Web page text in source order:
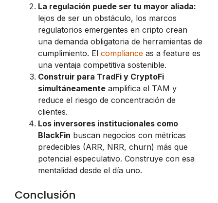
La regulación puede ser tu mayor aliada:
lejos de ser un obstáculo, los marcos
regulatorios emergentes en cripto crean
una demanda obligatoria de herramientas de
cumplimiento. El compliance as a feature es
una ventaja competitiva sostenible.
Construir para TradFi y CryptoFi
simultáneamente amplifica el TAM y
reduce el riesgo de concentración de
clientes.
Los inversores institucionales como
BlackFin buscan negocios con métricas
predecibles (ARR, NRR, churn) más que
potencial especulativo. Construye con esa
mentalidad desde el día uno.
Conclusión